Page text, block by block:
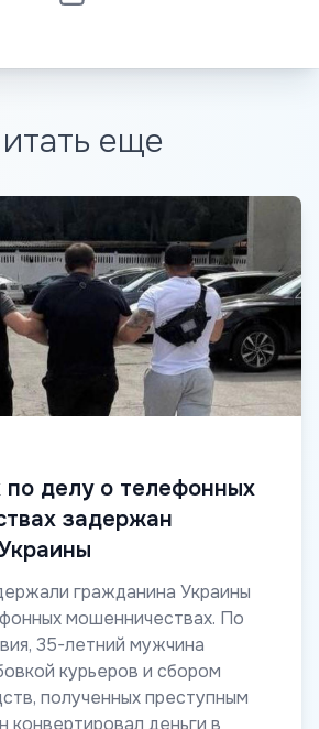
еще
делу о телефонных
задержан
гражданина Украины
мошенничествах. По
35-летний мужчина
курьеров и сбором
полученных преступным
конвертировал деньги в